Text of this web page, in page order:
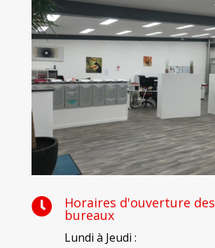
 Horaires d'ouverture des
bureaux
Lundi à Jeudi :